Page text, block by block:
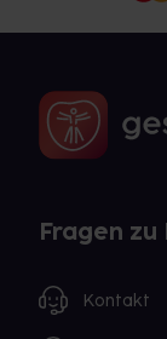
Fragen
Kontakt